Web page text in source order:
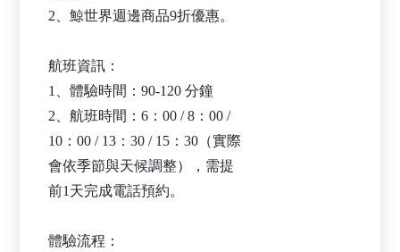
2、鯨世界週邊商品9折優惠。
航班資訊：
1、體驗時間：90-120 分鐘
2、航班時間：6：00 / 8：00 /
10：00 / 13：30 / 15：30（實際
會依季節與天候調整），需提
前1天完成電話預約。
體驗流程：